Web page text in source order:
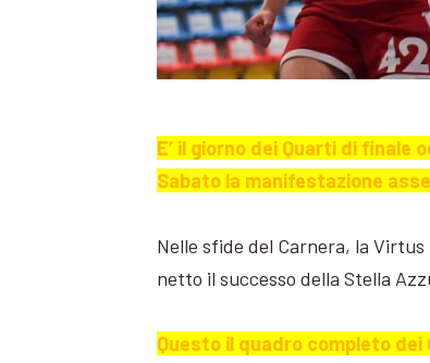
E’ il giorno dei Quarti di finale
Sabato la manifestazione
Nelle sfide del Carnera, la Virtus
netto il successo della Stella
Questo il quadro completo dei